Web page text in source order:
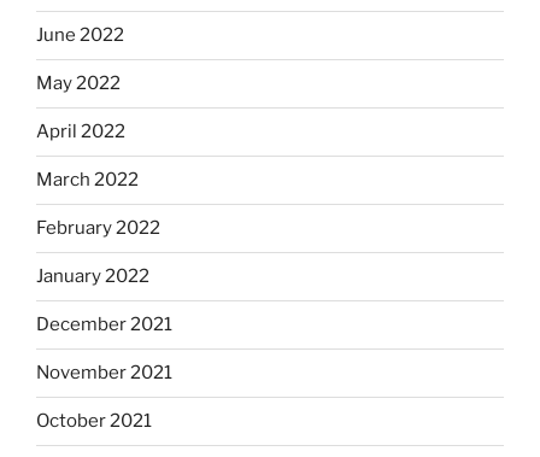
June 2022
May 2022
April 2022
March 2022
February 2022
January 2022
December 2021
November 2021
October 2021